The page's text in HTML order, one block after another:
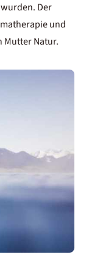
Der
und
Natur.